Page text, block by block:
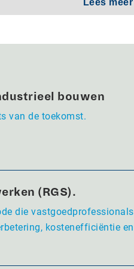
bouwen
van de toekomst.
(RGS).
die vastgoedprofessionals
kostenefficiëntie en